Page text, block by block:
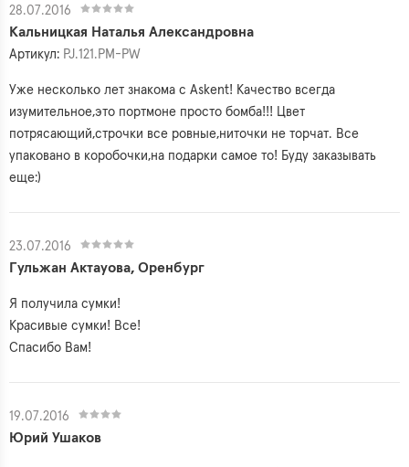
28.07.2016
Кальницкая Наталья Александровна
Артикул: PJ.121.PM-PW
Уже несколько лет знакома с Askent! Качество всегда
изумительное,это портмоне просто бомба!!! Цвет
потрясающий,строчки все ровные,ниточки не торчат. Все
упаковано в коробочки,на подарки самое то! Буду заказывать
еще:)
23.07.2016
Гульжан Актауова, Оренбург
Я получила сумки!
Красивые сумки! Все!
Спасибо Вам!
19.07.2016
Юрий Ушаков